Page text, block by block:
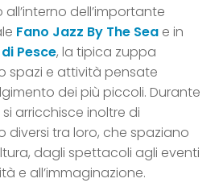
dell’importante
Fano Jazz By The Sea e in
Pesce, la tipica zuppa
spazi e attività pensate
dei più piccoli. Durante
arricchisce inoltre di
tra loro, che spaziano
dagli spettacoli agli eventi
e all’immaginazione.